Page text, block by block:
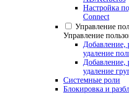
Настройка
Connect
Управление
Управление
Добавление,
удаление
Добавление,
удаление
Системные роли
Блокировка и